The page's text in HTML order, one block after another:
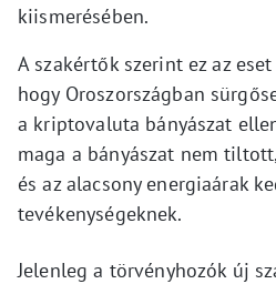
kiismerésében.
A szakértők szerint ez az
hogy Oroszországban
a kriptovaluta bányászat
maga a bányászat nem
és az alacsony energiaárak
tevékenységeknek.
Jelenleg a törvényhozók új